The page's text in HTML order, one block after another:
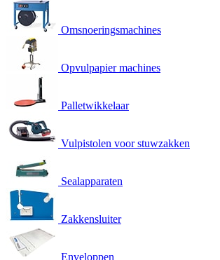
Omsnoeringsmachines
Opvulpapier machines
Palletwikkelaar
Vulpistolen voor stuwzakken
Sealapparaten
Zakkensluiter
Enveloppen